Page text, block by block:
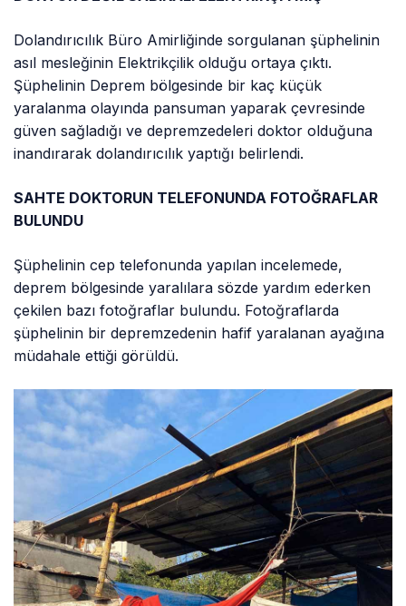
Dolandırıcılık Büro Amirliğinde sorgulanan şüphelinin
asıl mesleğinin Elektrikçilik olduğu ortaya çıktı.
Şüphelinin Deprem bölgesinde bir kaç küçük
yaralanma olayında pansuman yaparak çevresinde
güven sağladığı ve depremzedeleri doktor olduğuna
inandırarak dolandırıcılık yaptığı belirlendi.
SAHTE DOKTORUN TELEFONUNDA FOTOĞRAFLAR
BULUNDU
Şüphelinin cep telefonunda yapılan incelemede,
deprem bölgesinde yaralılara sözde yardım ederken
çekilen bazı fotoğraflar bulundu. Fotoğraflarda
şüphelinin bir depremzedenin hafif yaralanan ayağına
müdahale ettiği görüldü.